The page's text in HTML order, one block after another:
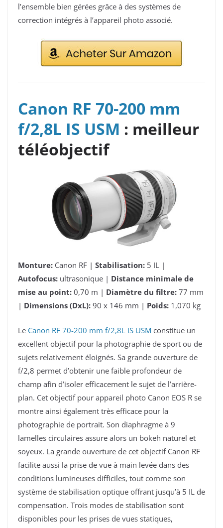
l’ensemble bien gérées grâce à des systèmes de
correction intégrés à l’appareil photo associé.
Canon RF 70-200 mm
f/2,8L IS USM : meilleur
téléobjectif
Monture: Canon RF | Stabilisation: 5 IL |
Autofocus: ultrasonique | Distance minimale de
mise au point: 0,70 m | Diamètre du filtre: 77 mm
| Dimensions (DxL): 90 x 146 mm | Poids: 1,070 kg
Le Canon RF 70-200 mm f/2,8L IS USM constitue un
excellent objectif pour la photographie de sport ou de
sujets relativement éloignés. Sa grande ouverture de
f/2,8 permet d’obtenir une faible profondeur de
champ afin d’isoler efficacement le sujet de l’arrière-
plan. Cet objectif pour appareil photo Canon EOS R se
montre ainsi également très efficace pour la
photographie de portrait. Son diaphragme à 9
lamelles circulaires assure alors un bokeh naturel et
soyeux. La grande ouverture de cet objectif Canon RF
facilite aussi la prise de vue à main levée dans des
conditions lumineuses difficiles, tout comme son
système de stabilisation optique offrant jusqu’à 5 IL de
compensation. Trois modes de stabilisation sont
disponibles pour les prises de vues statiques,